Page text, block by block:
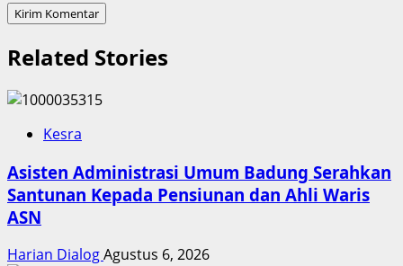
Related Stories
Kesra
Asisten Administrasi Umum Badung Serahkan
Santunan Kepada Pensiunan dan Ahli Waris
ASN
Harian DialogAgustus 6, 2026